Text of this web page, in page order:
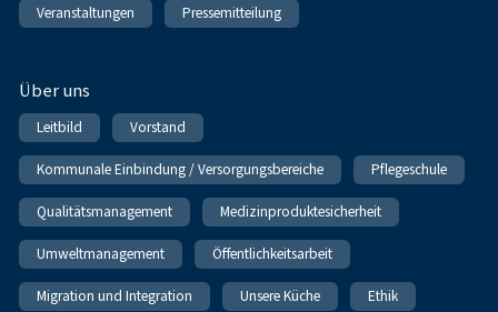
Veranstaltungen Pressemitteilung
Über uns
Leitbild Vorstand
Kommunale Einbindung / Versorgungsbereiche Pflegeschule
Qualitätsmanagement Medizinproduktesicherheit
Umweltmanagement Öffentlichkeitsarbeit
Migration und Integration Unsere Küche Ethik